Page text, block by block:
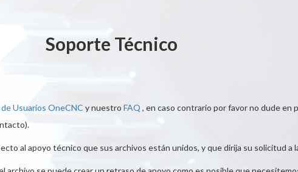
Soporte Técnico
Usuarios OneCNC y nuestro FAQ , en caso contrario por favor no dude en
al apoyo técnico que sus archivos están unidos, y que dirija su solicitud a